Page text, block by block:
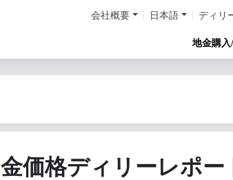
会社概要 日本語 ディリ
地金購
金価格ディリーレポー